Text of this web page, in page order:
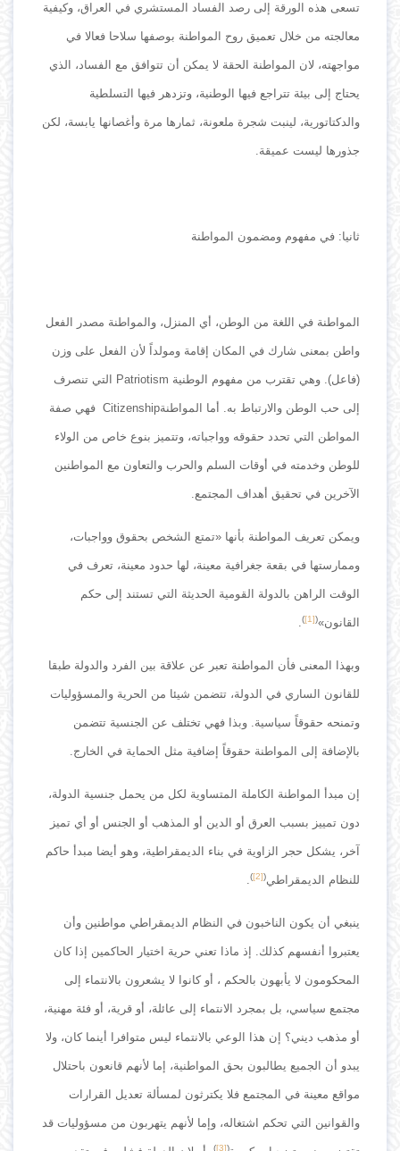
تسعى هذه الورقة إلى رصد الفساد المستشري في العراق، وكيفية
معالجته من خلال تعميق روح المواطنة بوصفها سلاحا فعالا في
مواجهته، لان المواطنة الحقة لا يمكن أن تتوافق مع الفساد، الذي
يحتاج إلى بيئة تتراجع فيها الوطنية، وتزدهر فيها التسلطية
والدكتاتورية، لينبت شجرة ملعونة، ثمارها مرة وأغصانها يابسة، لكن
جذورها ليست عميقة.
ثانيا: في مفهوم ومضمون المواطنة
المواطنة في اللغة من الوطن، أي المنزل، والمواطنة مصدر الفعل
واطن بمعنى شارك في المكان إقامة ومولداً لأن الفعل على وزن
(فاعل). وهي تقترب من مفهوم الوطنية Patriotism التي تنصرف
إلى حب الوطن والارتباط به. أما المواطنةCitizenship فهي صفة
المواطن التي تحدد حقوقه وواجباته، وتتميز بنوع خاص من الولاء
للوطن وخدمته في أوقات السلم والحرب والتعاون مع المواطنين
الآخرين في تحقيق أهداف المجتمع.
ويمكن تعريف المواطنة بأنها «تمتع الشخص بحقوق وواجبات،
وممارستها في بقعة جغرافية معينة، لها حدود معينة، تعرف في
الوقت الراهن بالدولة القومية الحديثة التي تستند إلى حكم
القانون»(
[1]
)
.
وبهذا المعنى فأن المواطنة تعبر عن علاقة بين الفرد والدولة طبقا
للقانون الساري في الدولة، تتضمن شيئا من الحرية والمسؤوليات
وتمنحه حقوقاً سياسية. وبذا فهي تختلف عن الجنسية تتضمن
بالإضافة إلى المواطنة حقوقاً إضافية مثل الحماية في الخارج.
إن مبدأ المواطنة الكاملة المتساوية لكل من يحمل جنسية الدولة،
دون تمييز بسبب العرق أو الدين أو المذهب أو الجنس أو أي تميز
آخر، يشكل حجر الزاوية في بناء الديمقراطية، وهو أيضا مبدأ حاكم
للنظام الديمقراطي(
[2]
)
.
ينبغي أن يكون الناخبون في النظام الديمقراطي مواطنين وأن
يعتبروا أنفسهم كذلك. إذ ماذا تعني حرية اختيار الحاكمين إذا كان
المحكومون لا يأبهون بالحكم ، أو كانوا لا يشعرون بالانتماء إلى
مجتمع سياسي، بل بمجرد الانتماء إلى عائلة، أو قرية، أو فئة مهنية،
أو مذهب ديني؟ إن هذا الوعي بالانتماء ليس متوافرا أينما كان، ولا
يبدو أن الجميع يطالبون بحق المواطنية، إما لأنهم قانعون باحتلال
مواقع معينة في المجتمع فلا يكترثون لمسألة تعديل القرارات
والقوانين التي تحكم اشتغاله، وإما لأنهم يتهربون من مسؤوليات قد
(
[3]
)